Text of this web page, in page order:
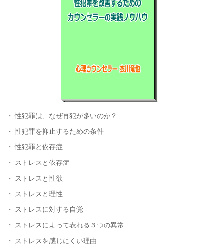
性犯罪は、なぜ再犯が多いのか？
性犯罪を抑止するための条件
性犯罪と依存症
ストレスと依存症
ストレスと性欲
ストレスと理性
ストレスに対する自覚
ストレスによって表れる３つの異常
ストレスを感じにくい理由